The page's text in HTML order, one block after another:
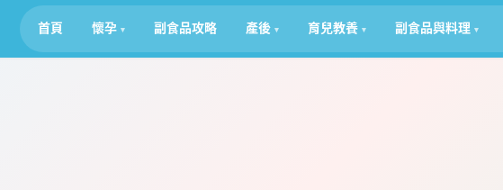
首頁 懷孕 副食品攻略 產後 育兒教養 副食品與料理